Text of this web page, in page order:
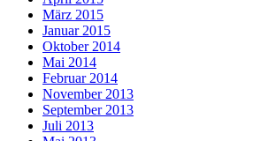
März 2015
Januar 2015
Oktober 2014
Mai 2014
Februar 2014
November 2013
September 2013
Juli 2013